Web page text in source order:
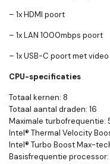
– 1x HDMI poort
– 1x LAN 1000mbps poort
– 1x USB-C poort met
CPU-specificaties
Totaal kernen: 8
Totaal aantal draden: 16
Maximale turbofrequentie:
Intel® Thermal Velocity
Intel® Turbo Boost Max-
Basisfrequentie processor: